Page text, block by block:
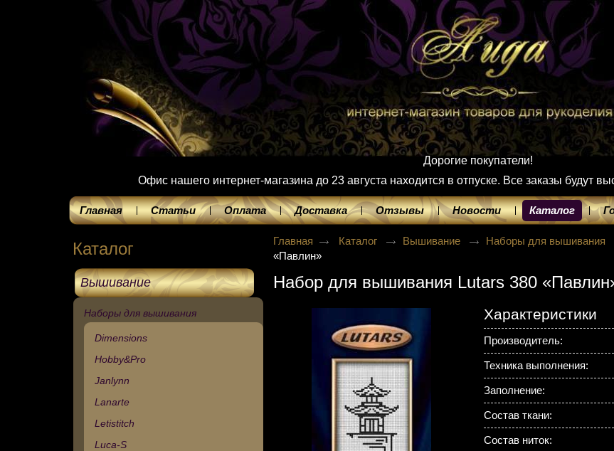
Дорогие покупатели!
Офис нашего интернет-магазина до 23 августа находится в отпуске. Все заказы будут
Главная Статьи Оплата Доставка Отзывы Новости Каталог
Каталог
Вышивание
Наборы для вышивания
Dimensions
Hobby&Pro
Janlynn
Lanarte
Letistitch
Luca-S
Главная Каталог Вышивание Наборы для вышивания
«Павлин»
Набор для вышивания Lutars 380
Характеристики
Производитель:
Техника выполнения:
Заполнение:
Состав ткани:
Состав ниток: